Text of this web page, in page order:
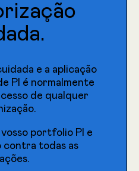
de registo de
a proteção dos
comerciais.
das vossas
de autor da
e a aplicação
PI é normalmente
de qualquer
portfolio PI e
contra todas as